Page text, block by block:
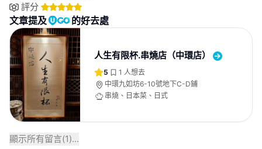
評分
文章提及 的好去處
人生有限杯.串燒店（中環店）
5 1 人想去
中環九如坊6-10號地下C-D鋪
串燒、日本菜、日式
顯示所有留言(1)...